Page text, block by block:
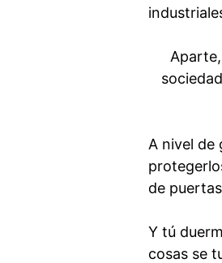
A nivel de
de
Y tú
cosas se